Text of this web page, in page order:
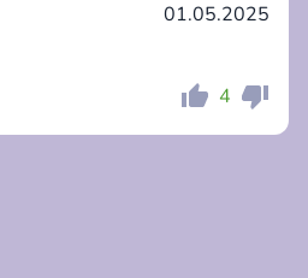
01.05.2025
4
Коментировать